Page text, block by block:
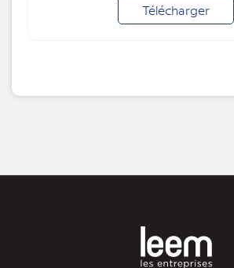
Télécharger